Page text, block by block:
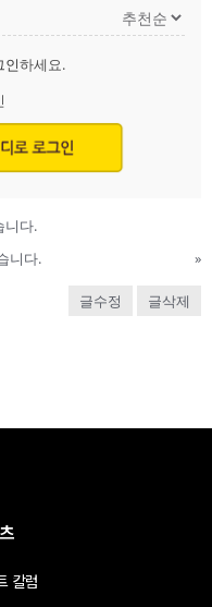
인하세요.
니다.
니다.
»
글수정 글삭제
칼럼